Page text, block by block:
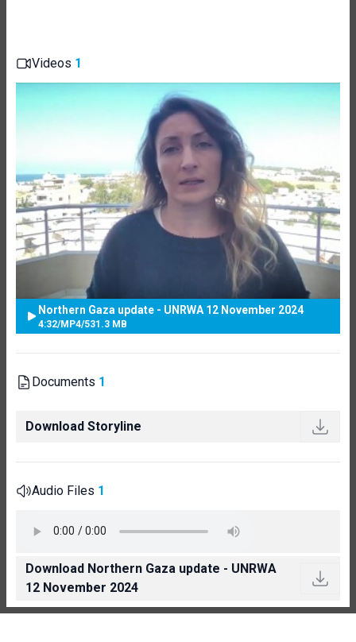
Videos 1
Northern Gaza update - UNRWA 12 November 2024
4:32/MP4/531.3 MB
Documents 1
Download Storyline
Audio Files 1
Download Northern Gaza update - UNRWA
12 November 2024